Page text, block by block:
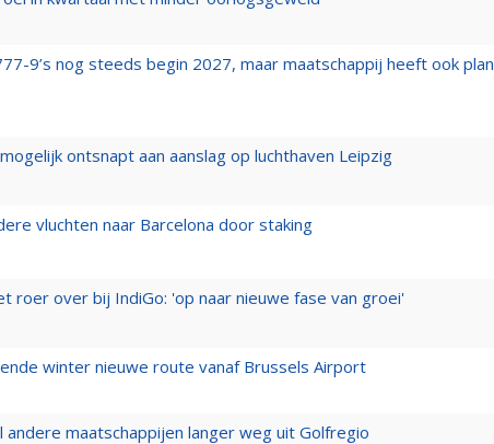
9’s nog steeds begin 2027, maar maatschappij heeft ook plan
ontsnapt aan aanslag op luchthaven Leipzig
vluchten naar Barcelona door staking
roer over bij IndiGo: 'op naar nieuwe fase van groei'
winter nieuwe route vanaf Brussels Airport
andere maatschappijen langer weg uit Golfregio